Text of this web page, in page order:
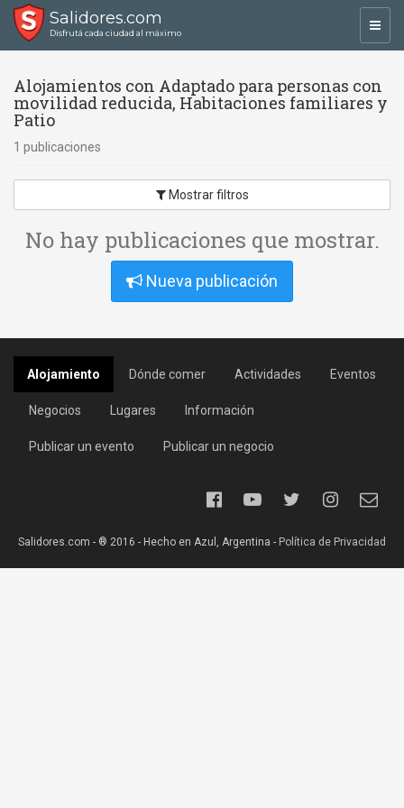
Salidores.com
Disfrutá cada ciudad al máximo
Alojamientos con Adaptado para personas con
movilidad reducida, Habitaciones familiares y
Patio
1 publicaciones
Mostrar filtros
No hay publicaciones que mostrar.
Nueva publicación
Alojamiento Dónde comer Actividades Eventos
Negocios Lugares Información
Publicar un evento Publicar un negocio
Salidores.com - ® 2016 - Hecho en Azul, Argentina - Política de Privacidad